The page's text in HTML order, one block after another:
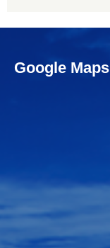
Google Maps